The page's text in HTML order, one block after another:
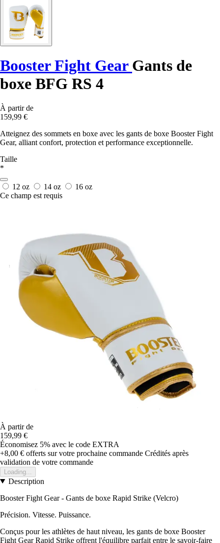
Booster Fight Gear Gants de
boxe BFG RS 4
À partir de
159,99 €
Atteignez des sommets en boxe avec les gants de boxe Booster Fight
Gear, alliant confort, protection et performance exceptionnelle.
Taille
*
12 oz 14 oz
16 oz
Ce champ est requis
À partir de
159,99 €
Économisez 5% avec le code EXTRA
+8,00 € offerts sur votre prochaine commande Crédités après
validation de votre commande
Loading...
Description
Booster Fight Gear - Gants de boxe Rapid Strike (Velcro)
Précision. Vitesse. Puissance.
Conçus pour les athlètes de haut niveau, les gants de boxe Booster
Fight Gear Rapid Strike offrent l'équilibre parfait entre le savoir-faire